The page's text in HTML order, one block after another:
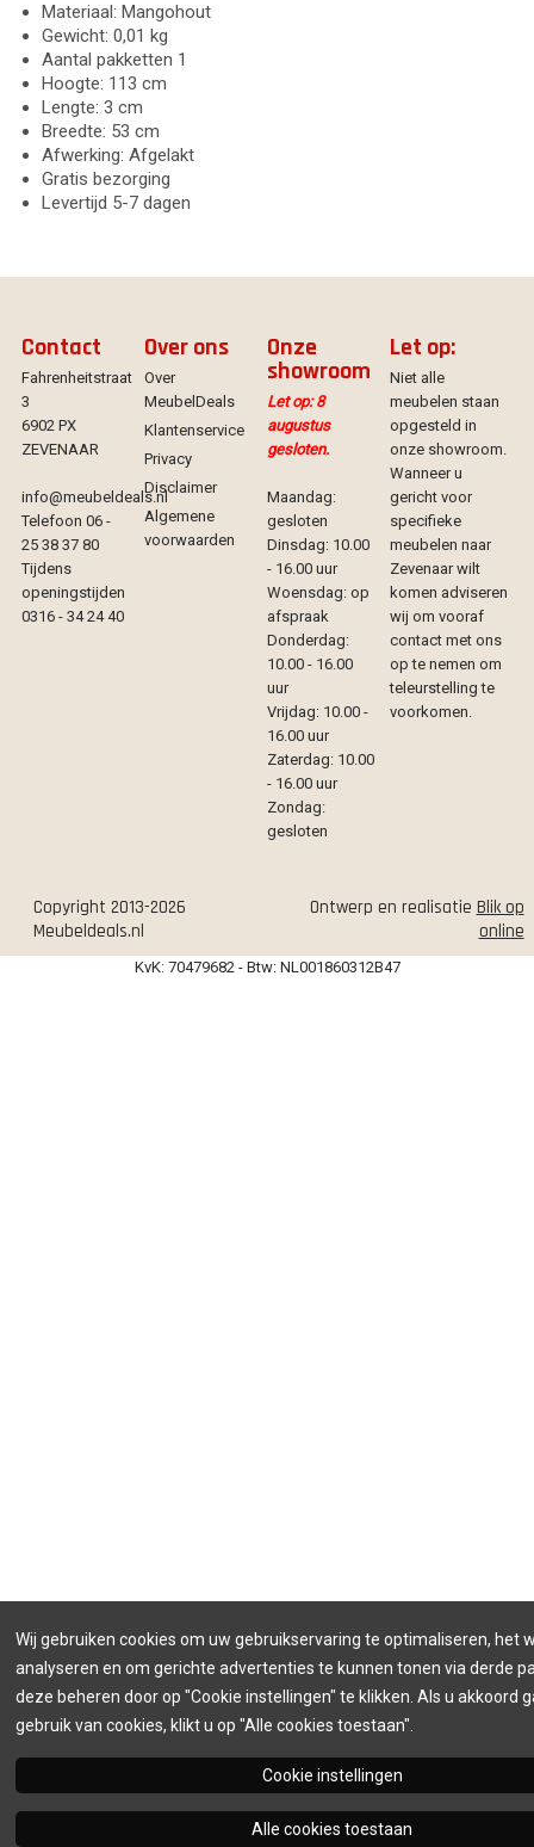
Materiaal: Mangohout
Gewicht: 0,01 kg
Aantal pakketten 1
Hoogte: 113 cm
Lengte: 3 cm
Breedte: 53 cm
Afwerking: Afgelakt
Gratis bezorging
Levertijd 5-7 dagen
Contact
Fahrenheitstraat
3
6902 PX
ZEVENAAR
info@meubeldeals.nl
Telefoon 06 -
25 38 37 80
Tijdens
openingstijden
0316 - 34 24 40
Over ons
Over
MeubelDeals
Klantenservice
Privacy
Disclaimer
Algemene
voorwaarden
Onze
showroom
Let op: 8
augustus
gesloten.
Maandag:
gesloten
Dinsdag: 10.00
- 16.00 uur
Woensdag: op
afspraak
Donderdag:
10.00 - 16.00
uur
Vrijdag: 10.00 -
16.00 uur
Zaterdag: 10.00
- 16.00 uur
Zondag:
gesloten
Let op:
Niet alle
meubelen staan
opgesteld in
onze showroom.
Wanneer u
gericht voor
specifieke
meubelen naar
Zevenaar wilt
komen adviseren
wij om vooraf
contact met ons
op te nemen om
teleurstelling te
voorkomen.
Copyright 2013-2026
Meubeldeals.nl
Ontwerp en realisatie Blik op
online
KvK: 70479682 - Btw: NL001860312B47
Wij gebruiken cookies om uw gebruikservaring te optimaliseren, het
analyseren en om gerichte advertenties te kunnen tonen via derde
deze beheren door op "Cookie instellingen" te klikken. Als u akkoord
gebruik van cookies, klikt u op "Alle cookies toestaan".
Cookie instellingen
Alle cookies toestaan